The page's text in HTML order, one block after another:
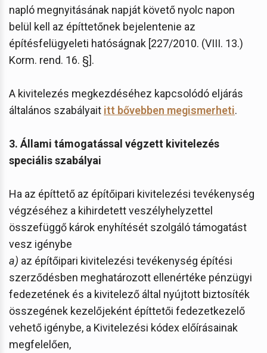
napló megnyitásának napját követő nyolc napon
belül kell az építtetőnek bejelentenie az
építésfelügyeleti hatóságnak [227/2010. (VIII. 13.)
Korm. rend. 16. §].
A kivitelezés megkezdéséhez kapcsolódó eljárás
általános szabályait itt bővebben megismerheti.
3. Állami támogatással végzett kivitelezés
speciális szabályai
Ha az építtető az építőipari kivitelezési tevékenység
végzéséhez a kihirdetett veszélyhelyzettel
összefüggő károk enyhítését szolgáló támogatást
vesz igénybe
a) az építőipari kivitelezési tevékenység építési
szerződésben meghatározott ellenértéke pénzügyi
fedezetének és a kivitelező által nyújtott biztosíték
összegének kezelőjeként építtetői fedezetkezelő
vehető igénybe, a Kivitelezési kódex előírásainak
megfelelően,